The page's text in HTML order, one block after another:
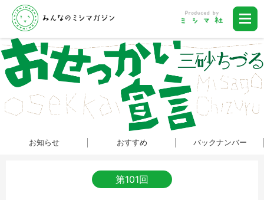
お知らせ おすすめ バックナンバー
第101回